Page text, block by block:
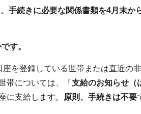
手続きに必要な関係書類を4月末か
す。
を登録している世帯または直近の
帯については、「 支給のお知らせ（
に支給します。
原則、手続きは不要